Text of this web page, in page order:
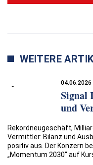
WEITERE
04.06.2026
Signal
und
Rekordneugeschäft,
Vermittler: Bilanz und
positiv aus. Der Konzern
„Momentum 2030“ auf